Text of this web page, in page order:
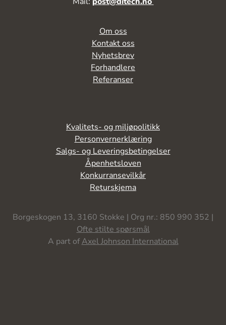
Kvalitets- og miljøpolitikk
Personvernerklæring
Salgs- og Leveringsbetingelser
Åpenhetsloven
Konkurransevilkår
Returskjema
Om oss
Kontakt oss
Nyhetsbrev
Forhandlere
Referanser
Borgeskogen 13, 3160 Stokke | Org nr.: 850 990 352 |
Ofte stilte spørsmål
A part ofAxel Johnson International